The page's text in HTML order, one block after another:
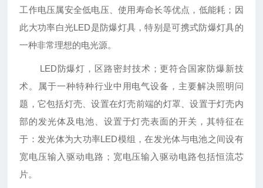
工作电压属安全低电压、使用寿命长等优点，低能耗；因
此大功率白光LED是防爆灯具，特别是可携式防爆灯具的
一种非常理想的电光源。
LED防爆灯，区路密封技术；更符合国家防爆新技
术。属于一种特种行业中用电气设备，主要解决照明问
题，它包括灯壳、设置在灯壳前端的灯罩、设置于灯壳内
部的发光体及电池、设置于灯壳表面的开关，其特征在
于：发光体为大功率LED模组，在发光体与电池之间设有
宽电压输入驱动电路；宽电压输入驱动电路包括恒流芯
片。